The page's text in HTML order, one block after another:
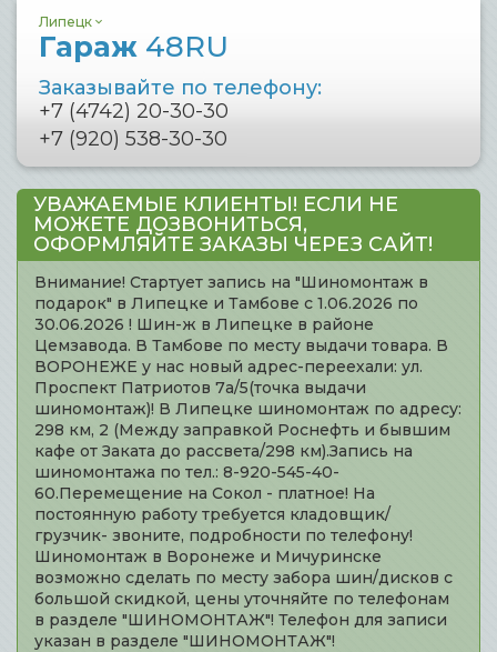
Липецк
Гараж 48RU
Заказывайте по телефону:
+7 (4742) 20-30-30
+7 (920) 538-30-30
УВАЖАЕМЫЕ КЛИЕНТЫ! ЕСЛИ НЕ
МОЖЕТЕ ДОЗВОНИТЬСЯ,
ОФОРМЛЯЙТЕ ЗАКАЗЫ ЧЕРЕЗ САЙТ!
Внимание! Стартует запись на "Шиномонтаж в
подарок" в Липецке и Тамбове с 1.06.2026 по
30.06.2026 ! Шин-ж в Липецке в районе
Цемзавода. В Тамбове по месту выдачи товара. В
ВОРОНЕЖЕ у нас новый адрес-переехали: ул.
Проспект Патриотов 7а/5(точка выдачи
шиномонтаж)! В Липецке шиномонтаж по адресу:
298 км, 2 (Между заправкой Роснефть и бывшим
кафе от Заката до рассвета/298 км).Запись на
шиномонтажа по тел.: 8-920-545-40-
60.Перемещение на Сокол - платное! На
постоянную работу требуется кладовщик/
грузчик- звоните, подробности по телефону!
Шиномонтаж в Воронеже и Мичуринске
возможно сделать по месту забора шин/дисков с
большой скидкой, цены уточняйте по телефонам
в разделе "ШИНОМОНТАЖ"! Телефон для записи
указан в разделе "ШИНОМОНТАЖ"!